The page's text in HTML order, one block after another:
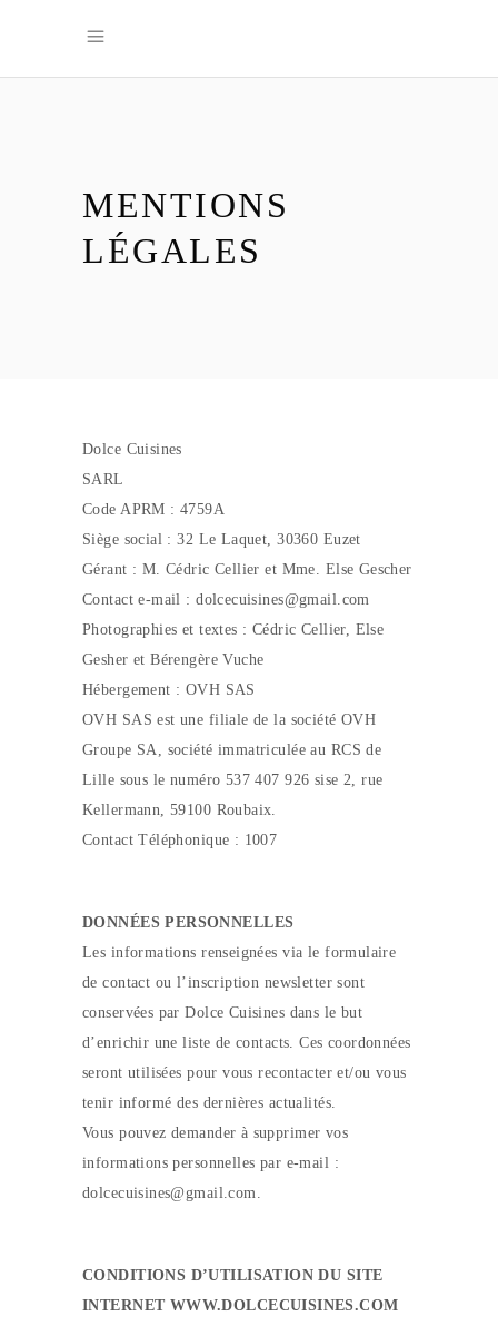
MENTIONS
LÉGALES
Dolce Cuisines
SARL
Code APRM : 4759A
Siège social : 32 Le Laquet, 30360 Euzet
Gérant : M. Cédric Cellier et Mme. Else Gescher
Contact e-mail : dolcecuisines@gmail.com
Photographies et textes : Cédric Cellier, Else
Gesher et Bérengère Vuche
Hébergement : OVH SAS
OVH SAS est une filiale de la société OVH
Groupe SA, société immatriculée au RCS de
Lille sous le numéro 537 407 926 sise 2, rue
Kellermann, 59100 Roubaix.
Contact Téléphonique : 1007
DONNÉES PERSONNELLES
Les informations renseignées via le formulaire
de contact ou l’inscription newsletter sont
conservées par Dolce Cuisines dans le but
d’enrichir une liste de contacts. Ces coordonnées
seront utilisées pour vous recontacter et/ou vous
tenir informé des dernières actualités.
Vous pouvez demander à supprimer vos
informations personnelles par e-mail :
dolcecuisines@gmail.com.
CONDITIONS D’UTILISATION DU SITE
INTERNET WWW.DOLCECUISINES.COM